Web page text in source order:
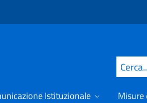
Cerca
Istituzionale